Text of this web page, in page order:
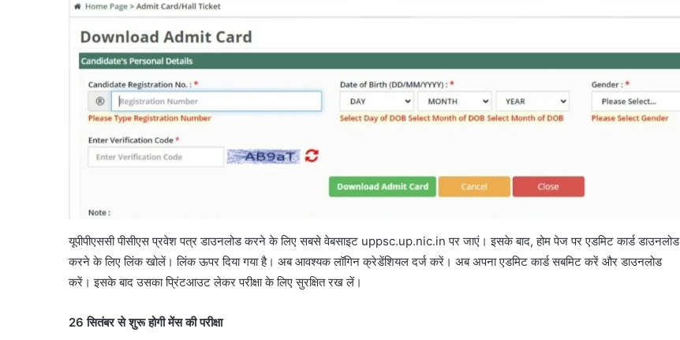
यूपीपीएससी पीसीएस प्रवेश पत्र डाउनलोड करने के लिए सबसे वेबसाइट uppsc.up.nic.in पर जाएं। इसके बाद, होम पेज पर एडमिट कार्ड डाउनलोड
करने के लिए लिंक खोलें। लिंक ऊपर दिया गया है। अब आवश्यक लॉगिन क्रेडेंशियल दर्ज करें। अब अपना एडमिट कार्ड सबमिट करें और डाउनलोड
करें। इसके बाद उसका प्रिंटआउट लेकर परीक्षा के लिए सुरक्षित रख लें।
26 सितंबर से शुरू होगी मेंस की परीक्षा